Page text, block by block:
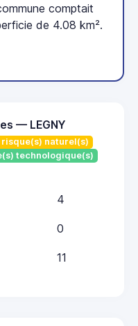
comptait
de 4.08 km².
— LEGNY
risque(s) naturel(s)
technologique(s)
4
0
11